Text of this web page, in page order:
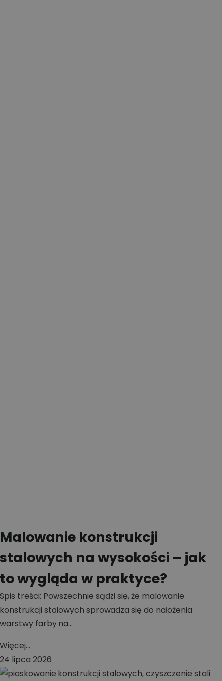
Malowanie konstrukcji
stalowych na wysokości – jak
to wygląda w praktyce?
Spis treści: Powszechnie sądzi się, że malowanie
konstrukcji stalowych sprowadza się do nałożenia
warstwy farby na...
Więcej...
24 lipca 2026